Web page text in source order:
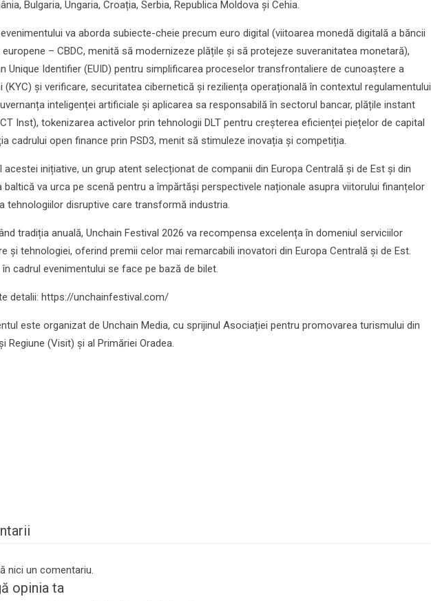
Bulgaria, Ungaria, Croația, Serbia, Republica Moldova și Cehia.
va aborda subiecte-cheie precum euro digital (viitoarea monedă digitală a băncii
– CBDC, menită să modernizeze plățile și să protejeze suveranitatea monetară),
Unique Identifier (EUID) pentru simplificarea proceselor transfrontaliere de cunoaștere a
(KYC) și verificare, securitatea cibernetică și reziliența operațională în contextul regulamentului
inteligenței artificiale și aplicarea sa responsabilă în sectorul bancar, plățile instant
Inst), tokenizarea activelor prin tehnologii DLT pentru creșterea eficienței piețelor de capital
cadrului open finance prin PSD3, menit să stimuleze inovația și competiția.
acestei inițiative, un grup atent selecționat de companii din Europa Centrală și de Est și din
baltică va urca pe scenă pentru a împărtăși perspectivele naționale asupra viitorului finanțelor
tehnologiilor disruptive care transformă industria.
tradiția anuală, Unchain Festival 2026 va recompensa excelența în domeniul serviciilor
și tehnologiei, oferind premii celor mai remarcabili inovatori din Europa Centrală și de Est.
cadrul evenimentului se face pe bază de bilet.
detalii: https://unchainfestival.com/
este organizat de Unchain Media, cu sprijinul Asociației pentru promovarea turismului din
Regiune (Visit) și al Primăriei Oradea.
nici un comentariu.
opinia ta